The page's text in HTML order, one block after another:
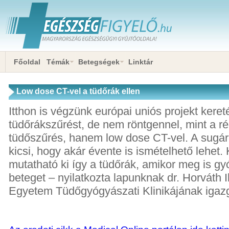
Főoldal Témák Betegségek Linktár
Low dose CT-vel a tüdőrák ellen
Itthon is végzünk európai uniós projekt
tüdőrákszűrést, de nem röntgennel, mint a
tüdőszűrés, hanem low dose CT-vel. A
kicsi, hogy akár évente is ismételhető lehet.
mutatható ki így a tüdőrák, amikor meg is
beteget – nyilatkozta lapunknak dr. Horváth
Egyetem Tüdőgyógyászati Klinikájának